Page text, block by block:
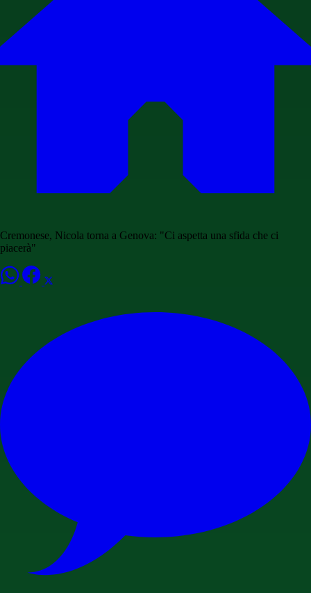
Cremonese, Nicola torna a Genova: "Ci aspetta una sfida che ci
piacerà"